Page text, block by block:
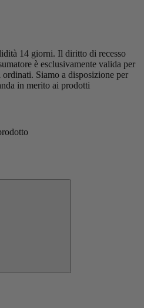
14 giorni. Il diritto di recesso
è esclusivamente valida per
Siamo a disposizione per
in merito ai prodotti